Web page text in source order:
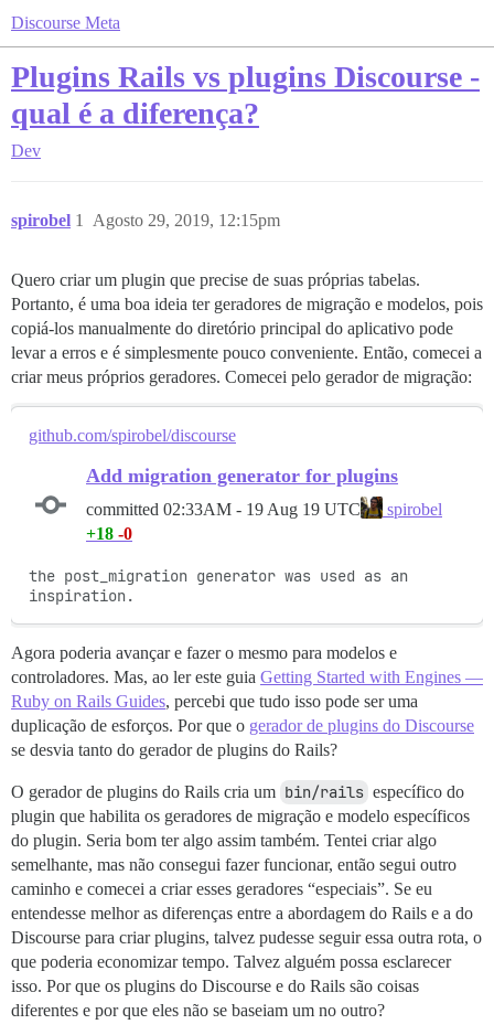
Discourse Meta
Plugins Rails vs plugins Discourse -
qual é a diferença?
Dev
spirobel Agosto 29, 2019, 12:15pm
1
Quero criar um plugin que precise de suas próprias tabelas.
Portanto, é uma boa ideia ter geradores de migração e modelos, pois
copiá-los manualmente do diretório principal do aplicativo pode
levar a erros e é simplesmente pouco conveniente. Então, comecei a
criar meus próprios geradores. Comecei pelo gerador de migração:
github.com/spirobel/discourse
Add migration generator for plugins
committed 02:33AM - 19 Aug 19 UTC
spirobel
+18 -0
the post_migration generator was used as an
inspiration.
Agora poderia avançar e fazer o mesmo para modelos e
controladores. Mas, ao ler este guia Getting Started with Engines —
Ruby on Rails Guides, percebi que tudo isso pode ser uma
duplicação de esforços. Por que o gerador de plugins do Discourse
se desvia tanto do gerador de plugins do Rails?
O gerador de plugins do Rails cria um bin/rails específico do
plugin que habilita os geradores de migração e modelo específicos
do plugin. Seria bom ter algo assim também. Tentei criar algo
semelhante, mas não consegui fazer funcionar, então segui outro
caminho e comecei a criar esses geradores “especiais”. Se eu
entendesse melhor as diferenças entre a abordagem do Rails e a do
Discourse para criar plugins, talvez pudesse seguir essa outra rota, o
que poderia economizar tempo. Talvez alguém possa esclarecer
isso. Por que os plugins do Discourse e do Rails são coisas
diferentes e por que eles não se baseiam um no outro?